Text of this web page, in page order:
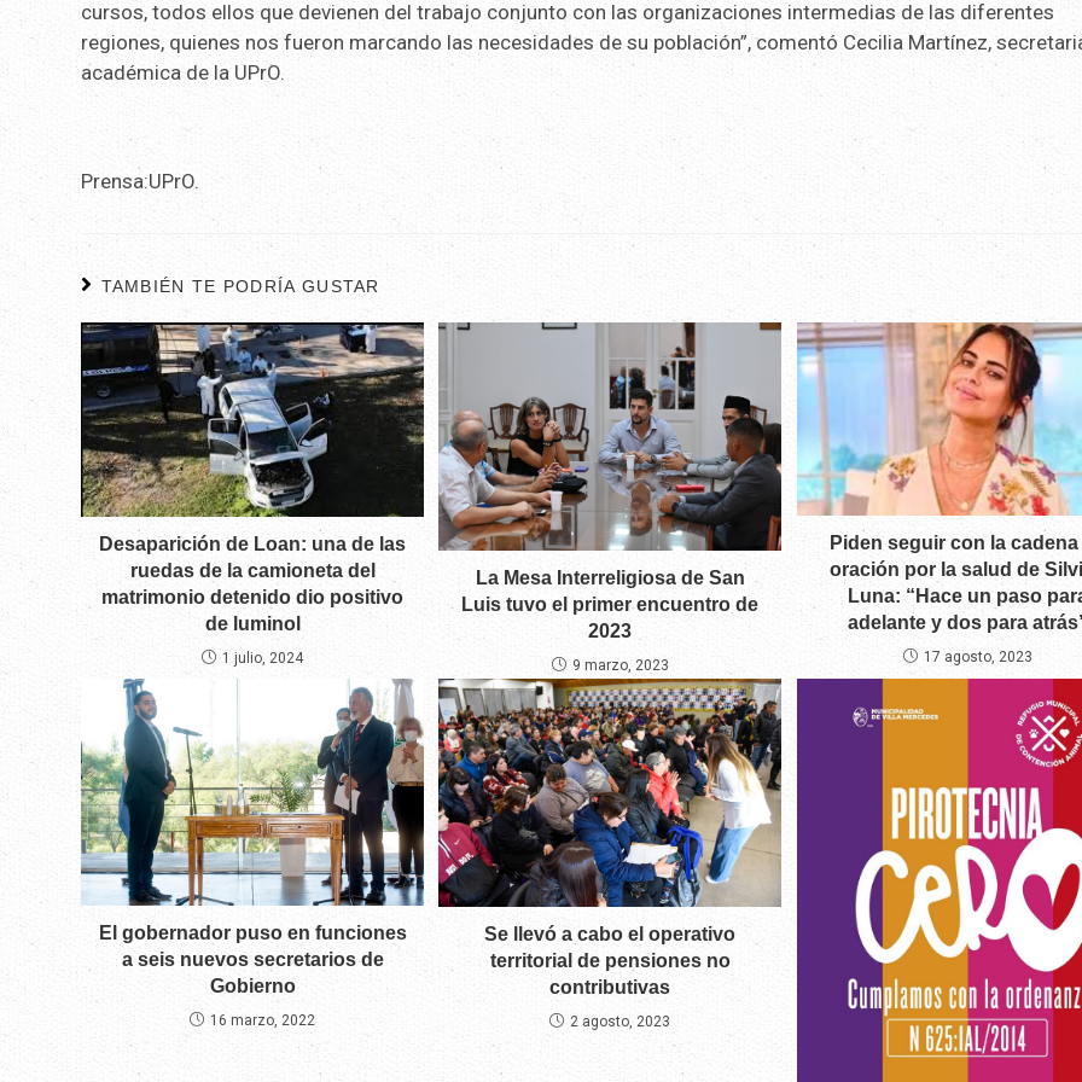
cursos, todos ellos que devienen del trabajo conjunto con las organizaciones intermedias de las diferentes
regiones, quienes nos fueron marcando las necesidades de su población”, comentó Cecilia Martínez,
académica de la UPrO.
Prensa:UPrO.
TAMBIÉN TE PODRÍA GUSTAR
Desaparición de Loan: una de las
ruedas de la camioneta del
matrimonio detenido dio positivo
de luminol
1 julio, 2024
La Mesa Interreligiosa de San
Luis tuvo el primer encuentro de
2023
9 marzo, 2023
Piden seguir con la cadena
oración por la salud de
Luna: “Hace un paso
adelante y dos para
17 agosto, 2023
El gobernador puso en funciones
a seis nuevos secretarios de
Gobierno
16 marzo, 2022
Se llevó a cabo el operativo
territorial de pensiones no
contributivas
2 agosto, 2023